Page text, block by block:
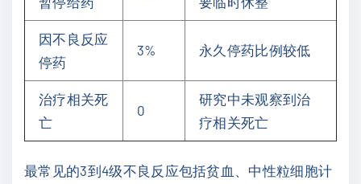
因不良反应
停药
3% 永久停药比例较低
治疗相关死
亡
0
研究中未观察到治
疗相关死亡
最常见的3到4级不良反应包括贫血、中性粒细胞计